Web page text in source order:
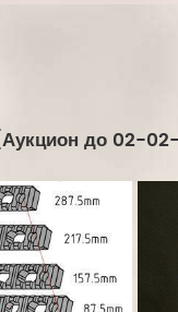
[Аукцион до 02-